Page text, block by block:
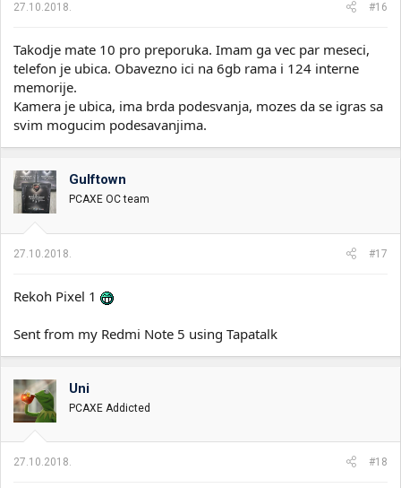
27.10.2018. #16
Takodje mate 10 pro preporuka. Imam ga vec par meseci,
telefon je ubica. Obavezno ici na 6gb rama i 124 interne
memorije.
Kamera je ubica, ima brda podesvanja, mozes da se igras sa
svim mogucim podesavanjima.
Gulftown
PCAXE OC team
27.10.2018. #17
Rekoh Pixel 1
Sent from my Redmi Note 5 using Tapatalk
Uni
PCAXE Addicted
27.10.2018. #18